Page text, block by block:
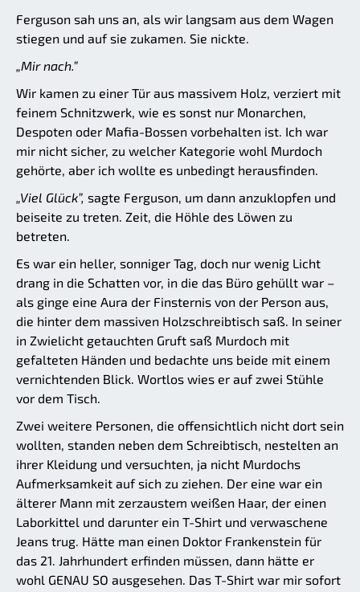
Ferguson sah uns an, als wir langsam aus dem Wagen
stiegen und auf sie zukamen. Sie nickte.
„Mir nach.”
Wir kamen zu einer Tür aus massivem Holz, verziert mit
feinem Schnitzwerk, wie es sonst nur Monarchen,
Despoten oder Mafia-Bossen vorbehalten ist. Ich war
mir nicht sicher, zu welcher Kategorie wohl Murdoch
gehörte, aber ich wollte es unbedingt herausfinden.
„Viel Glück”, sagte Ferguson, um dann anzuklopfen und
beiseite zu treten. Zeit, die Höhle des Löwen zu
betreten.
Es war ein heller, sonniger Tag, doch nur wenig Licht
drang in die Schatten vor, in die das Büro gehüllt war –
als ginge eine Aura der Finsternis von der Person aus,
die hinter dem massiven Holzschreibtisch saß. In seiner
in Zwielicht getauchten Gruft saß Murdoch mit
gefalteten Händen und bedachte uns beide mit einem
vernichtenden Blick. Wortlos wies er auf zwei Stühle
vor dem Tisch.
Zwei weitere Personen, die offensichtlich nicht dort sein
wollten, standen neben dem Schreibtisch, nestelten an
ihrer Kleidung und versuchten, ja nicht Murdochs
Aufmerksamkeit auf sich zu ziehen. Der eine war ein
älterer Mann mit zerzaustem weißen Haar, der einen
Laborkittel und darunter ein T-Shirt und verwaschene
Jeans trug. Hätte man einen Doktor Frankenstein für
das 21. Jahrhundert erfinden müssen, dann hätte er
wohl GENAU SO ausgesehen. Das T-Shirt war mir sofort